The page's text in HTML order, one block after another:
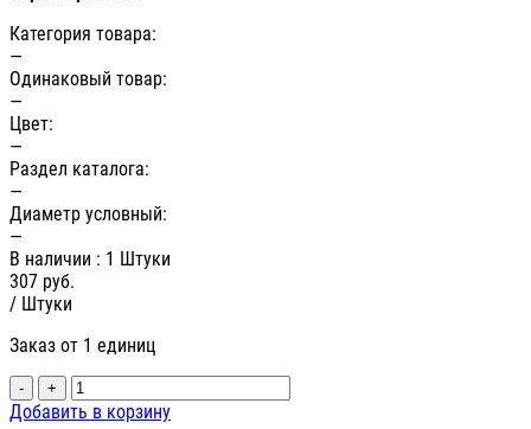
Категория товара:
—
Одинаковый товар:
—
Цвет:
—
Раздел каталога:
—
Диаметр условный:
—
В наличии : 1 Штуки
307 руб.
/ Штуки
Заказ от 1 единиц
- +
Добавить в корзину